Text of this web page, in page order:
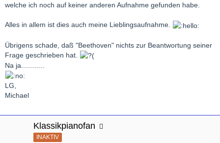
welche ich noch auf keiner anderen Aufnahme gefunden habe.
Alles in allem ist dies auch meine Lieblingsaufnahme.
Übrigens schade, daß "Beethoven" nichts zur Beantwortung seiner
Frage geschrieben hat.
Na ja............
LG,
Michael
Klassikpianofan
INAKTIV